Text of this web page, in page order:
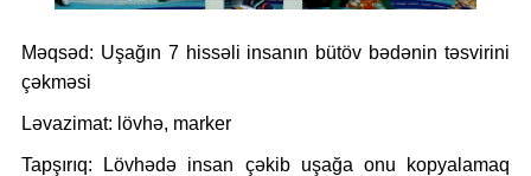
Məqsəd: Uşağın 7hissəli insanın bütöv bədənin təsvirini
çəkməsi
Ləvazimat: lövhə, marker
Tapşırıq:
Lövhədə insan çəkib uşağa onu kopyalamaq